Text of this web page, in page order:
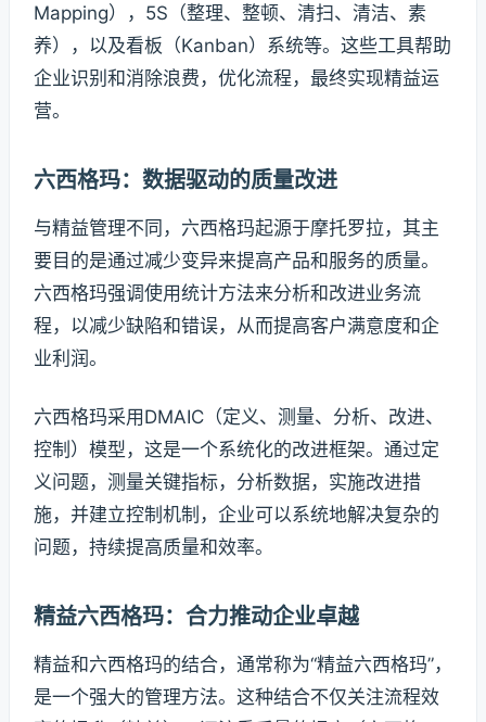
Mapping），5S（整理、整顿、清扫、清洁、素
养），以及看板（Kanban）系统等。这些工具帮助
企业识别和消除浪费，优化流程，最终实现精益运
营。
六西格玛：数据驱动的质量改进
与精益管理不同，六西格玛起源于摩托罗拉，其主
要目的是通过减少变异来提高产品和服务的质量。
六西格玛强调使用统计方法来分析和改进业务流
程，以减少缺陷和错误，从而提高客户满意度和企
业利润。
六西格玛采用DMAIC（定义、测量、分析、改进、
控制）模型，这是一个系统化的改进框架。通过定
义问题，测量关键指标，分析数据，实施改进措
施，并建立控制机制，企业可以系统地解决复杂的
问题，持续提高质量和效率。
精益六西格玛：合力推动企业卓越
精益和六西格玛的结合，通常称为“精益六西格玛”，
是一个强大的管理方法。这种结合不仅关注流程效